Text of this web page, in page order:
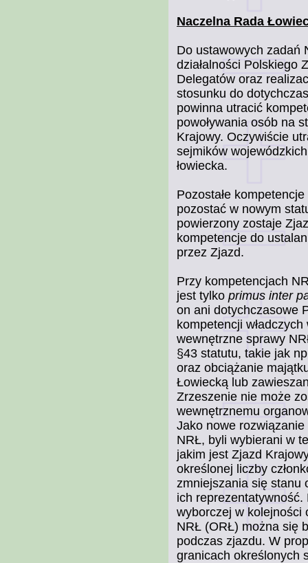
Naczelna Rada
Do ustawowych zadań
działalności Polskiego
Delegatów oraz
stosunku do
powinna utracić
powoływania osób na
Krajowy. Oczywiście
sejmików
łowiecka.
Pozostałe
pozostać w nowym
powierzony zostaje
kompetencje do
przez Zjazd.
Przy kompetencjach
jest tylko primus inter
on ani dotychczasowe
kompetencji
wewnętrzne sprawy
§43 statutu, takie jak
oraz obciążanie
Łowiecką lub
Zrzeszenie nie może
wewnętrznemu
Jako nowe
NRŁ, byli wybierani w
jakim jest Zjazd
określonej liczby
zmniejszania się stanu
ich reprezentatywność.
wyborczej w kolejności
NRŁ (ORŁ) można się
podczas zjazdu. W
granicach określonych